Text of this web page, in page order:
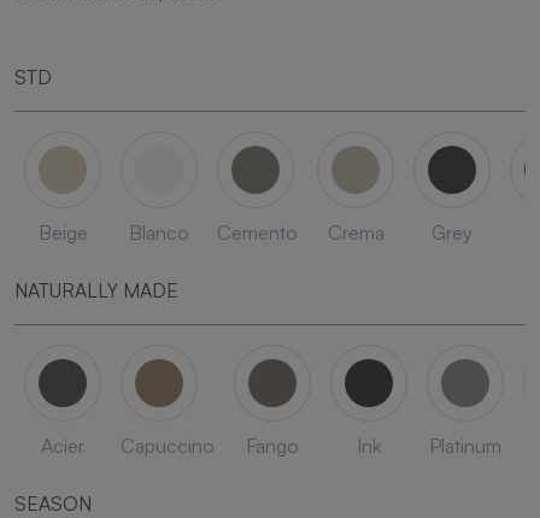
STD
Beige Blanco Cemento Crema Grey
NATURALLY MADE
Acier Capuccino Fango Ink Platinum
SEASON